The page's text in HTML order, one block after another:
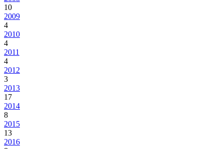
10
2009
4
2010
4
2011
4
2012
3
2013
17
2014
8
2015
13
2016